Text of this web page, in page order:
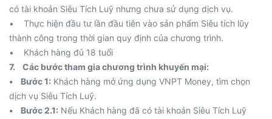
có tài khoản Siêu Tích Luỹ nhưng chưa sử dụng dịch vụ.
• Thực hiện đầu tư lần đầu tiên vào sản phẩm Siêu tích lũy
thành công trong thời gian quy định của chương trình.
• Khách hàng đủ 18 tuổi
7. Các bước tham gia chương trình khuyến mại:
• Bước 1: Khách hàng mở ứng dụng VNPT Money, tìm chọn
dịch vụ Siêu Tích Luỹ.
• Bước 2.1: Nếu Khách hàng đã có tài khoản Siêu Tích Luỹ